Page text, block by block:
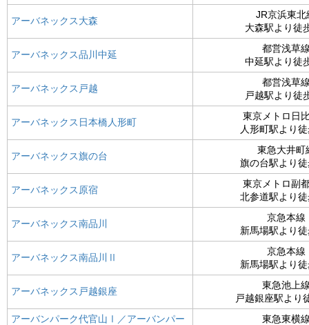
アーバネックス大森
JR京浜東北
大森駅より徒
アーバネックス品川中延
都営浅草
中延駅より徒
アーバネックス戸越
都営浅草
戸越駅より徒
アーバネックス日本橋人形町
東京メトロ日
人形町駅より
アーバネックス旗の台
東急大井町
旗の台駅より
アーバネックス原宿
東京メトロ副
北参道駅より
アーバネックス南品川
京急本線
新馬場駅より
アーバネックス南品川Ⅱ
京急本線
新馬場駅より
アーバネックス戸越銀座
東急池上
戸越銀座駅より
アーバンパーク代官山Ⅰ／アーバンパー
東急東横